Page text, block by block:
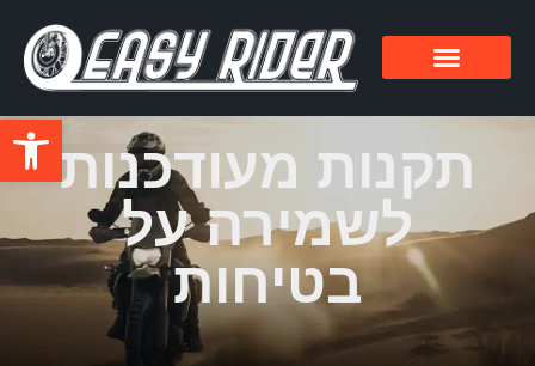
פתחתקנות מעודכנות
לשמירה על
בטיחות